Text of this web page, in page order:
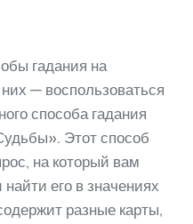
гадания на
— воспользоваться
способа гадания
Этот способ
на который вам
его в значениях
разные карты,